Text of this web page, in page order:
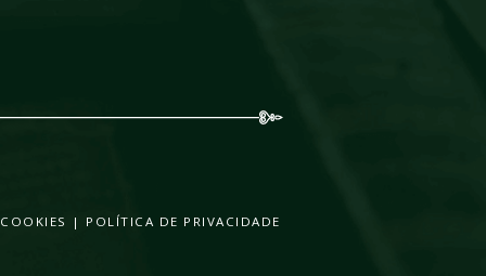
| POLÍTICA DE PRIVACIDADE